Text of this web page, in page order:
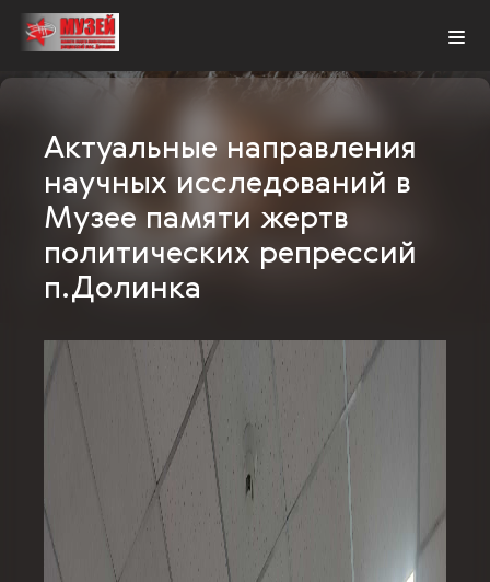
Актуальные направления
научных исследований в
Музее памяти жертв
политических репрессий
п.Долинка